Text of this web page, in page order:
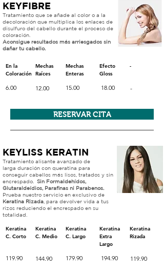
KEYFIBRE
Tratamiento que se añade al color o a la
decoloración que multiplica los enlaces de
disulfuro del cabello durante el proceso de
coloración.
Aconsigue resultados más arriesgados sin
dañar tu cabello.
En la
Coloración
Mechas
Raíces
Mechas
Enteras
Efecto
Gloss
-
6.00 12.00 15.00 18.00 -
RESERVAR CITA
KEYLISS KERATIN
Tratamiento alisante avanzado de
larga duración con queratina para
conseguir cabellos más lisos, tratados y sin
encrespado. Sin Formaldehídos,
Glutaraldeídios, Parafinas ni Parabenos.
Prueba nuestro servicio en exclusivo de
Keratina Rizada , para devolver vida a tus
rizos reduciendo el encrespado en su
totalidad.
Keratina
C. Corto
Keratina
C. Medio
Keratina
C. Largo
Keratina
Extra
Largo
Keratina
Rizada
119.90 144.90 179.90 194.90 119.90